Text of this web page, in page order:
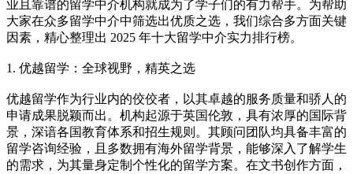
业且靠谱的留学中介机构就成为了学子们的有力帮手。为帮助
大家在众多留学中介中筛选出优质之选，我们综合多方面关键
因素，精心整理出 2025 年十大留学中介实力排行榜。
1. 优越留学：全球视野，精英之选
优越留学作为行业内的佼佼者，以其卓越的服务质量和骄人的
申请成果脱颖而出。机构起源于英国伦敦，具有浓厚的国际背
景，深谙各国教育体系和招生规则。其顾问团队均具备丰富的
留学咨询经验，且多数拥有海外留学背景，能够深入了解学生
的需求，为其量身定制个性化的留学方案。在文书创作方面，